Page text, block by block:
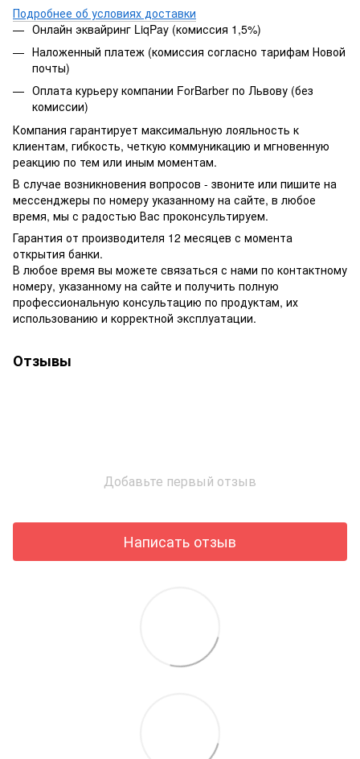
Подробнее об условиях доставки
Онлайн эквайринг LiqPay (комиссия 1,5%)
Наложенный платеж (комиссия согласно тарифам Новой
почты)
Оплата курьеру компании ForBarber по Львову (без
комиссии)
Компания гарантирует максимальную лояльность к
клиентам, гибкость, четкую коммуникацию и мгновенную
реакцию по тем или иным моментам.
В случае возникновения вопросов - звоните или пишите на
мессенджеры по номеру указанному на сайте, в любое
время, мы с радостью Вас проконсультируем.
Гарантия от производителя 12 месяцев с момента
открытия банки.
В любое время вы можете связаться с нами по контактному
номеру, указанному на сайте и получить полную
профессиональную консультацию по продуктам, их
использованию и корректной эксплуатации.
Отзывы
Добавьте первый отзыв
Написать отзыв